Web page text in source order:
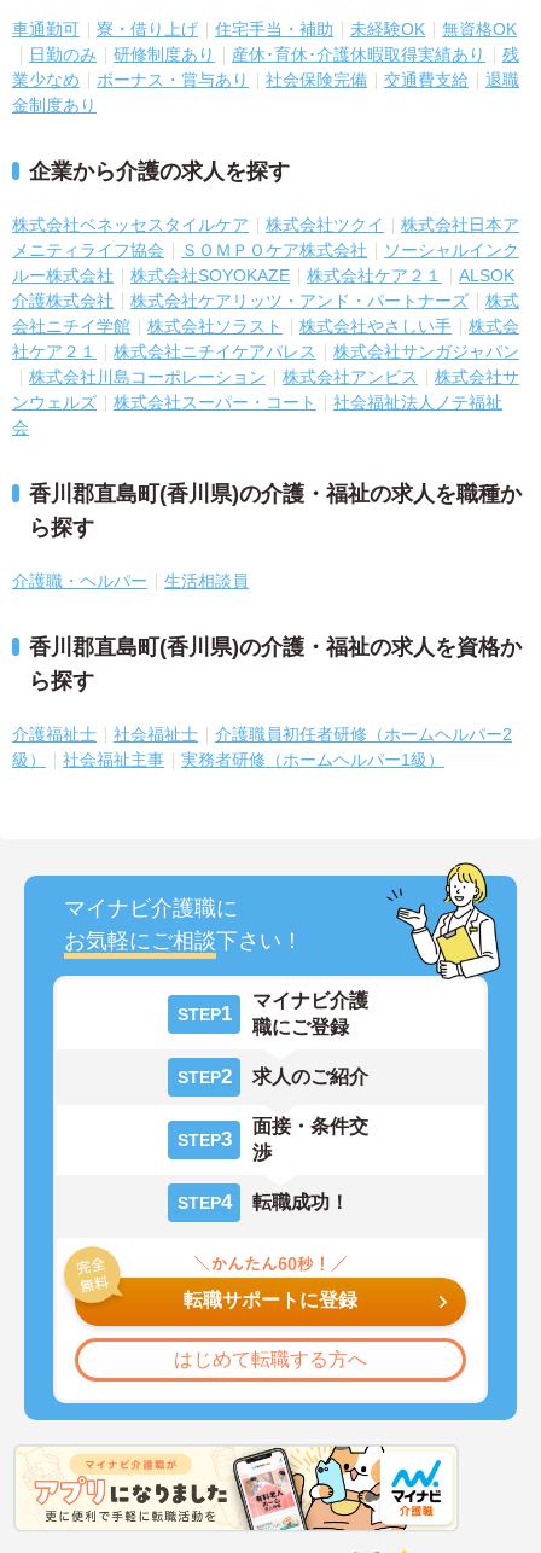
車通勤可 寮・借り上げ 住宅手当・補助 未経験OK
無資格OK
日勤のみ
研修制度あり 産休･育休･介護休暇取得実績あり
残
業少なめ
ボーナス・賞与あり 社会保険完備 交通費支給
退職
金制度あり
企業から介護の求人を探す
株式会社ベネッセスタイルケア 株式会社ツクイ
株式会社日本ア
メニティライフ協会
ＳＯＭＰＯケア株式会社
ソーシャルインク
ルー株式会社
株式会社SOYOKAZE 株式会社ケア２１
ALSOK
介護株式会社
株式会社ケアリッツ・アンド・パートナーズ
株式
会社ニチイ学館
株式会社ソラスト 株式会社やさしい手
株式会
社ケア２１
株式会社ニチイケアパレス
株式会社サンガジャパン
株式会社川島コーポレーション
株式会社アンビス
株式会社サ
ンウェルズ
株式会社スーパー・コート
社会福祉法人ノテ福祉
会
香川郡直島町(香川県)の介護・福祉の求人を職種か
ら探す
介護職・ヘルパー 生活相談員
香川郡直島町(香川県)の介護・福祉の求人を資格か
ら探す
介護福祉士 社会福祉士
介護職員初任者研修（ホームヘルパー2
級）
社会福祉主事 実務者研修（ホームヘルパー1級）
マイナビ介護職に
お気軽にご相談下さい！
STEP1
マイナビ介護
職にご登録
STEP2 求人のご紹介
STEP3
面接・条件交
渉
STEP4 転職成功！
転職サポートに登録
はじめて転職する方へ